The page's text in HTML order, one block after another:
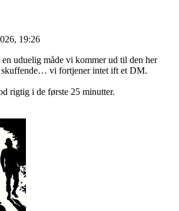
19:26
uduelig måde vi kommer ud til den her
skuffende… vi fortjener intet ift et DM.
rigtig i de første 25 minutter.